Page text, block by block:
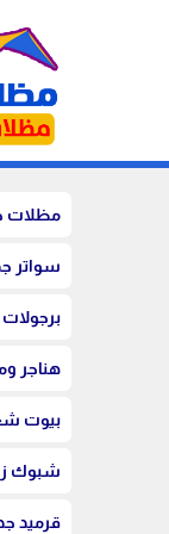
مظلات
سواتر
هناجر
بيوت
شبوك
قرميد